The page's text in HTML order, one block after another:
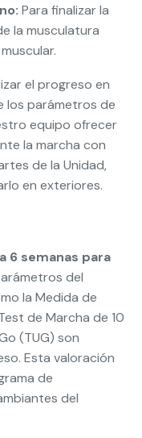
Para finalizar la
la musculatura
el progreso en
los parámetros de
equipo ofrecer
la marcha con
de la Unidad,
en exteriores.
6 semanas para
del
la Medida de
de Marcha de 10
(TUG) son
Esta valoración
de
del